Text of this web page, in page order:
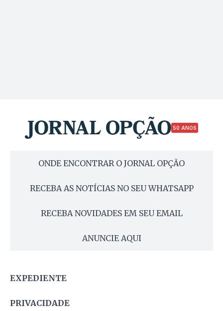
50 ANOS
ONDE ENCONTRAR O JORNAL OPÇÃO
RECEBA AS NOTÍCIAS NO SEU WHATSAPP
RECEBA NOVIDADES EM SEU EMAIL
ANUNCIE AQUI
EXPEDIENTE
PRIVACIDADE